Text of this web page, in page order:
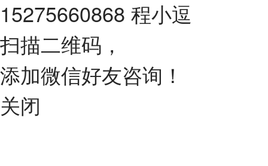
15275660868 程小逗
扫描二维码，
添加微信好友咨询！
关闭